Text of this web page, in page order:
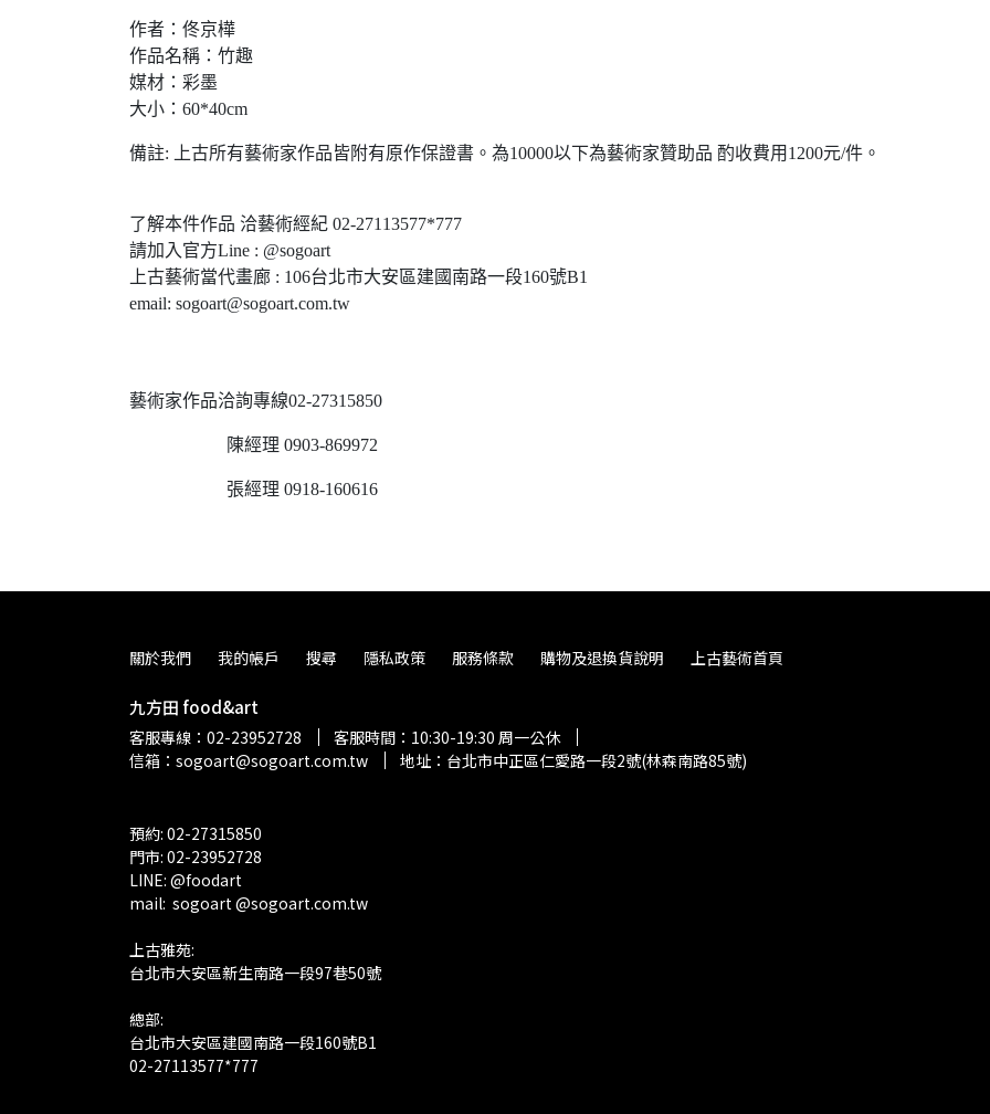
作者：佟京樺
作品名稱：竹趣
媒材：彩墨
大小：60*40cm
備註: 上古所有藝術家作品皆附有原作保證書。為10000以下為藝術家贊助品 酌收費用1200元/件。
了解本件作品 洽藝術經紀 02-27113577*777
請加入官方Line : @sogoart
上古藝術當代畫廊 : 106台北市大安區建國南路一段160號B1
email: sogoart@sogoart.com.tw
藝術家作品洽詢專線02-27315850
陳經理 0903-869972
張經理 0918-160616
關於我們 我的帳戶 搜尋 隱私政策 服務條款 購物及退換貨說明 上古藝術首頁
九方田 food&art
客服專線：02-23952728
客服時間：10:30-19:30 周一公休
信箱：sogoart@sogoart.com.tw
地址：台北市中正區仁愛路一段2號(林森南路85號)
預約: 02-27315850
門市: 02-23952728
LINE: @foodart
mail:  sogoart @sogoart.com.tw
上古雅苑:
台北市大安區新生南路一段97巷50號
總部:
台北市大安區建國南路一段160號B1
02-27113577*777